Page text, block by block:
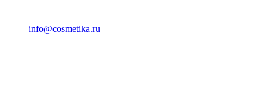
info@cosmetika.ru